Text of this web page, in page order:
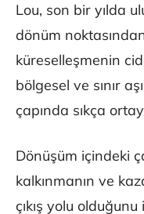
Lou, son bir yılda
dönüm
küreselleşmenin
bölgesel ve sınır
çapında sıkça
Dönüşüm içindeki
kalkınmanın ve
çıkış yolu